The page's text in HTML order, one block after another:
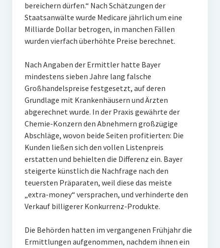
bereichern dürfen.“ Nach Schätzungen der
Staatsanwälte wurde Medicare jährlich um eine
Milliarde Dollar betrogen, in manchen Fällen
wurden vierfach überhöhte Preise berechnet.
Nach Angaben der Ermittler hatte Bayer
mindestens sieben Jahre lang falsche
Großhandelspreise festgesetzt, auf deren
Grundlage mit Krankenhäusern und Ärzten
abgerechnet wurde. In der Praxis gewährte der
Chemie-Konzern den Abnehmern großzügige
Abschläge, wovon beide Seiten profitierten: Die
Kunden ließen sich den vollen Listenpreis
erstatten und behielten die Differenz ein. Bayer
steigerte künstlich die Nachfrage nach den
teuersten Präparaten, weil diese das meiste
„extra-money“ versprachen, und verhinderte den
Verkauf billigerer Konkurrenz-Produkte.
Die Behörden hatten im vergangenen Frühjahr die
Ermittlungen aufgenommen, nachdem ihnen ein